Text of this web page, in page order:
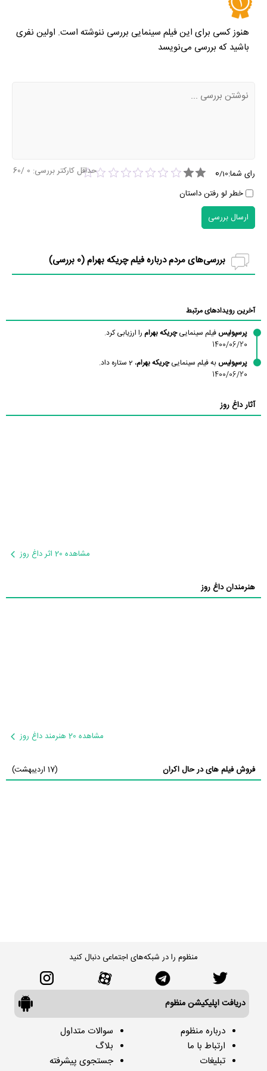
هنوز کسی برای این فیلم سینمایی بررسی ننوشته است. اولین نفری
باشید که بررسی می‌نویسد
رای شما: 0/10
خطر لو رفتن داستان
حداقل کارکتر بررسی: 0
/60
ارسال بررسی
بررسی‌های مردم درباره فیلم چریکه بهرام (0 بررسی)
آخرین رویدادهای مرتبط
پرسپولیس فیلم سینماییچریکه بهرام را ارزیابی کرد.
1400/06/20
پرسپولیس به فیلم سینماییچریکه بهرام، 2 ستاره داد.
1400/06/20
آثار داغ روز
مشاهده 20 اثر داغ روز
هنرمندان داغ روز
مشاهده 20 هنرمند داغ روز
فروش فیلم های در حال اکران (17 اردیبهشت)
منظوم را در شبکه‌های اجتماعی دنبال کنید
دریافت اپلیکیشن منظوم
درباره منظوم
ارتباط با ما
تبلیغات
سوالات متداول
بلاگ
جستجوی پیشرفته